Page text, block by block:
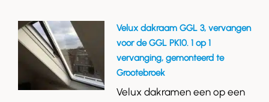
Velux dakraam GGL 3, vervangen
voor de GGL PK10. 1 op 1
vervanging, gemonteerd te
Grootebroek
Velux dakramen een op een